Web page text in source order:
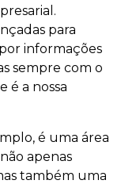
para
informações
sempre com o
é a nossa
é uma área
apenas
também uma